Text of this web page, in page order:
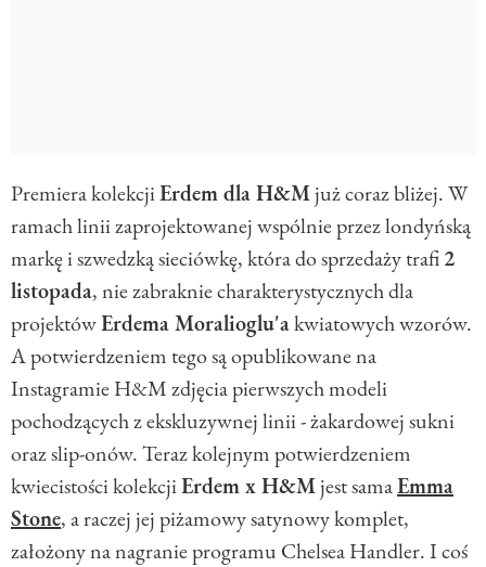
Premiera kolekcjiErdem dla H&Mjuż coraz bliżej. W
ramach linii zaprojektowanej wspólnie przez londyńską
markę i szwedzką sieciówkę, która do sprzedaży trafi2
listopada, nie zabraknie charakterystycznych dla
projektówErdema Moralioglu'akwiatowych wzorów.
A potwierdzeniem tego są opublikowane na
Instagramie H&M zdjęcia pierwszych modeli
pochodzących z ekskluzywnej linii - żakardowej sukni
oraz slip-onów. Teraz kolejnym potwierdzeniem
kwiecistości kolekcjiErdem x H&Mjest samaEmma
Stone, a raczej jej piżamowy satynowy komplet,
założony na nagranie programu Chelsea Handler. I coś